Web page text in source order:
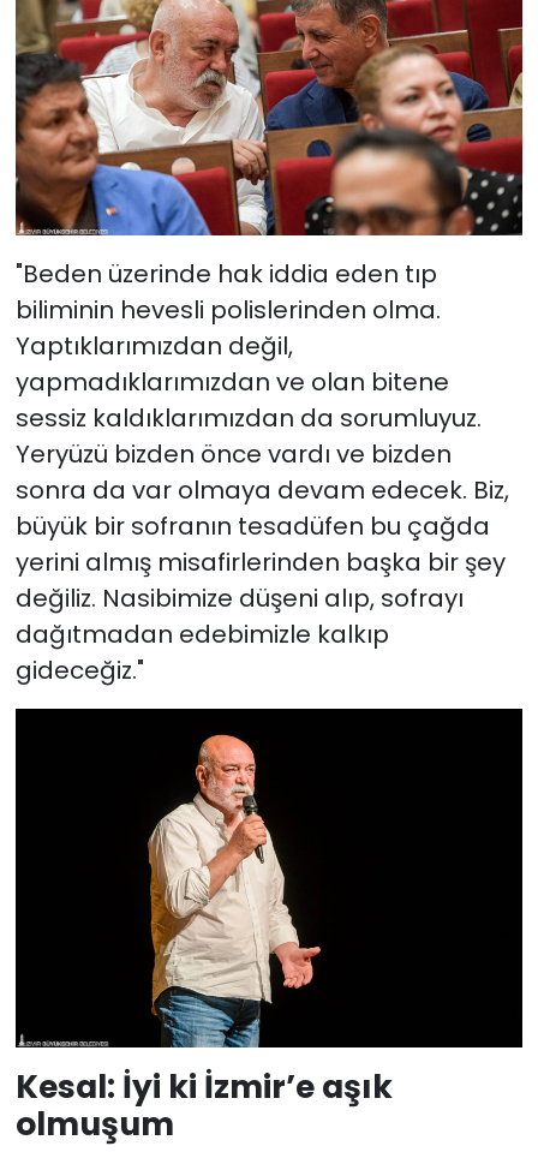
"Beden üzerinde hak iddia eden tıp
biliminin hevesli polislerinden olma.
Yaptıklarımızdan değil,
yapmadıklarımızdan ve olan bitene
sessiz kaldıklarımızdan da sorumluyuz.
Yeryüzü bizden önce vardı ve bizden
sonra da var olmaya devam edecek. Biz,
büyük bir sofranın tesadüfen bu çağda
yerini almış misafirlerinden başka bir şey
değiliz. Nasibimize düşeni alıp, sofrayı
dağıtmadan edebimizle kalkıp
gideceğiz."
Kesal: İyi ki İzmir’e aşık
olmuşum